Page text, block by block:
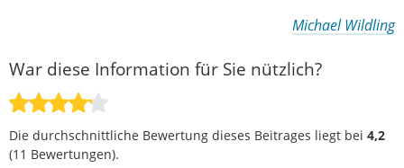
Michael Wildling
War diese Information für Sie nützlich?
Die durchschnittliche Bewertung dieses Beitrages liegt bei 4,2
(11 Bewertungen).